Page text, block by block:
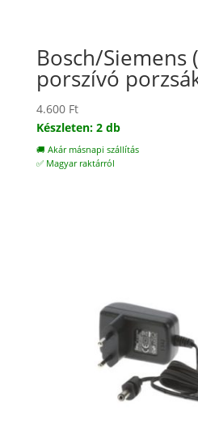
Bosch/Siemens
porszívó
4.600 Ft
Készleten: 2 db
🚚 Akár másnapi szállítás
✅ Magyar raktárról